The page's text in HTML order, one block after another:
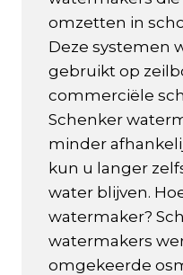
omzetten in
Deze systemen
gebruikt op
commerciële
Schenker
minder
kun u langer
water blijven.
watermaker?
watermakers
omgekeerde